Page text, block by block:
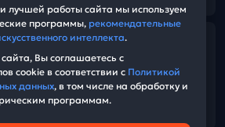
02:17:41
Разбор реального варианта №1
Виталича | Уровень ЕГЭ
ЕГЭ ПО ФИЗИКЕ 2026 с Виталичем
лучшей работы сайта мы используем
программы, рекомендательные
интеллекта.
Вы соглашаетесь с
cookie в соответствии с Политикой
данных, в том числе на обработку и
программам.